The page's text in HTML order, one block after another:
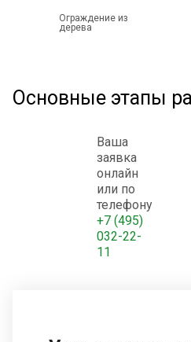
Ограждение из
дерева
Основные этапы
Ваша
заявка
онлайн
или по
телефону
+7 (495)
032-22-
11